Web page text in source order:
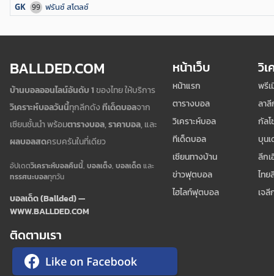
GK 99 ฟรันซ์ สโตลซ์
BALLDED.COM
บ้านบอลออนไลน์อันดับ 1ของไทย ให้บริการ
วิเคราะห์บอลวันนี้ทุกลีกดังทีเด็ดบอลจาก
เซียนชั้นนำ พร้อมตารางบอล,ราคาบอล, และ
ผลบอลสดครบครันในที่เดียว
อัปเดตวิเคราะห์บอลคืนนี้, บอลเต็ง, บอลเด็ดและ
ทรรศนะบอลทุกวัน
บอลเด็ด (Ballded) —
WWW.BALLDED.COM
หน้าเว็บ
หน้าแรก
ตารางบอล
วิเคราะห์บอล
ทีเด็ดบอล
เซียนทางบ้าน
ข่าวฟุตบอล
ไฮไลท์ฟุตบอล
วิเ
พรี
ลาลี
กัลโ
บุน
ลีก
ไทย
เจลี
ติดตามเรา